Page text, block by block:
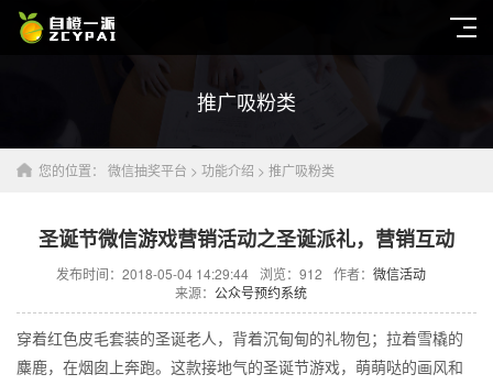
推广吸粉类
您的位置： 微信抽奖平台 > 功能介绍 > 推广吸粉类
圣诞节微信游戏营销活动之圣诞派礼，营销互动
发布时间：2018-05-04 14:29:44 浏览： 912 作者： 微信活动
来源： 公众号预约系统
穿着红色皮毛套装的圣诞老人，背着沉甸甸的礼物包；拉着雪橇的
麋鹿，在烟囱上奔跑。这款接地气的圣诞节游戏，萌萌哒的画风和